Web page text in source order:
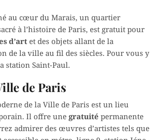
au cœur du Marais, un quartier
à l’histoire de Paris, est gratuit pour
d’artet des objets allant de la
de la ville au fil des siècles. Pour vous y
station Saint-Paul.
de Paris
de la Ville de Paris est un lieu
Il offre une gratuité permanente
admirer des œuvres d’artistes tels que